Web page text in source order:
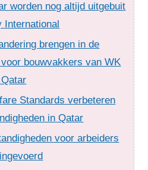
worden nog altijd uitgebuit
International
brengen in de
bouwvakkers van WK
Standards verbeteren
in Qatar
voor arbeiders